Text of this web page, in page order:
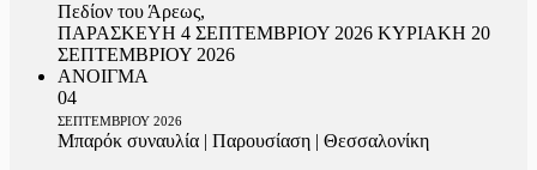
Πεδίον του Άρεως,
ΠΑΡΑΣΚΕΥΗ 4 ΣΕΠΤΕΜΒΡΙΟΥ 2026 ΚΥΡΙΑΚΗ 20
ΣΕΠΤΕΜΒΡΙΟΥ 2026
ΑΝΟΙΓΜΑ
04
ΣΕΠΤΕΜΒΡΙΟΥ 2026
Μπαρόκ συναυλία | Παρουσίαση | Θεσσαλονίκη